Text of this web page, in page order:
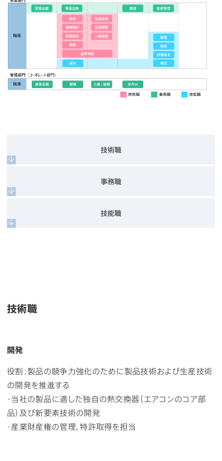
技術職
事務職
技能職
技術職
開発
役割：製品の競争力強化のために製品技術および生産技術
の開発を推進する
・当社の製品に適した独自の熱交換器（エアコンのコア部
品）及び新要素技術の開発
・産業財産権の管理、特許取得を担当